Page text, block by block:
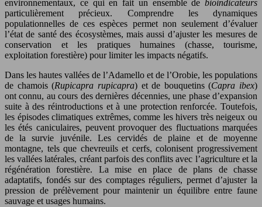
environnementaux, ce qui en fait un ensemble de bioindicateurs
particulièrement précieux. Comprendre les dynamiques
populationnelles de ces espèces permet non seulement d’évaluer
l’état de santé des écosystèmes, mais aussi d’ajuster les mesures de
conservation et les pratiques humaines (chasse, tourisme,
exploitation forestière) pour limiter les impacts négatifs.
Dans les hautes vallées de l’Adamello et de l’Orobie, les populations
de chamois (Rupicapra rupicapra) et de bouquetins (Capra ibex)
ont connu, au cours des dernières décennies, une phase d’expansion
suite à des réintroductions et à une protection renforcée. Toutefois,
les épisodes climatiques extrêmes, comme les hivers très neigeux ou
les étés caniculaires, peuvent provoquer des fluctuations marquées
de la survie juvénile. Les cervidés de plaine et de moyenne
montagne, tels que chevreuils et cerfs, colonisent progressivement
les vallées latérales, créant parfois des conflits avec l’agriculture et la
régénération forestière. La mise en place de plans de chasse
adaptatifs, fondés sur des comptages réguliers, permet d’ajuster la
pression de prélèvement pour maintenir un équilibre entre faune
sauvage et usages humains.